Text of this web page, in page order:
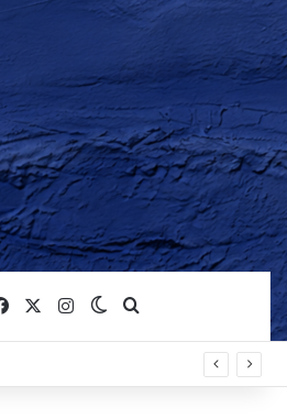
FacebookInstagramSwitch skin